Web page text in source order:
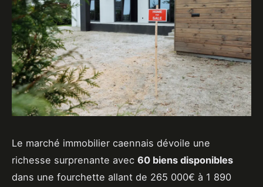
Le marché immobilier caennais dévoile une
richesse surprenante avec 60 biens disponibles
dans une fourchette allant de 265 000€ à 1 890